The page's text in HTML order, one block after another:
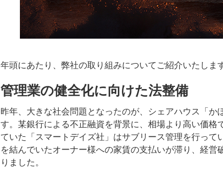
年頭にあたり、弊社の取り組みについてご紹介いたしま
管理業の健全化に向けた法整備
昨年、大きな社会問題となったのが、シェアハウス「か
す。某銀行による不正融資を背景に、相場より高い価格
ていた「スマートデイズ社」はサブリース管理を行って
を結んでいたオーナー様への家賃の支払いが滞り、経営
りました。